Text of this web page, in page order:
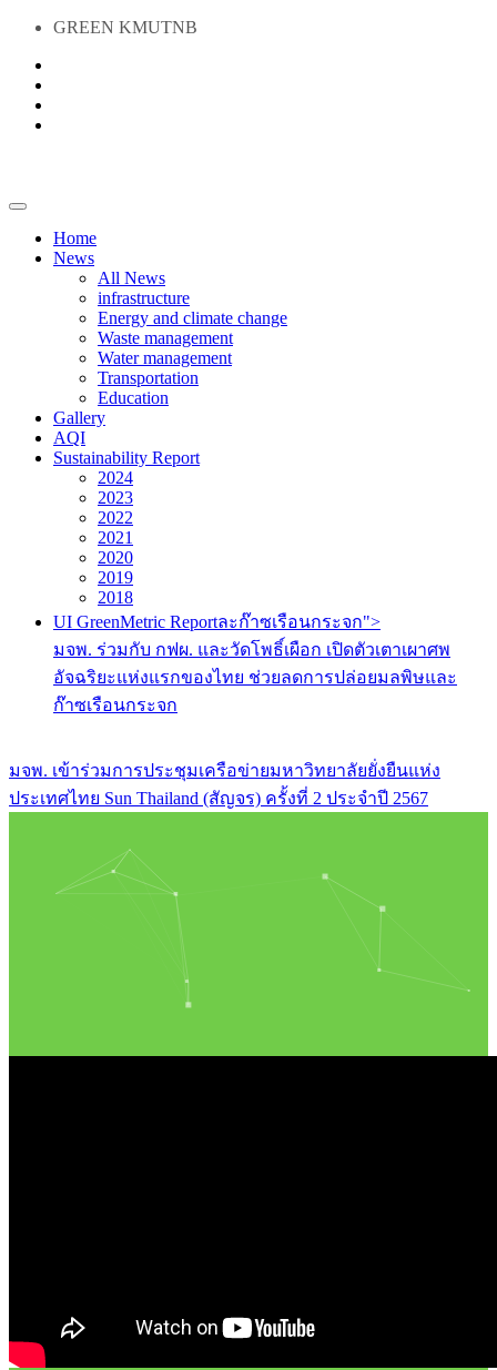
GREEN KMUTNB
Home
News
All News
infrastructure
Energy and climate change
Waste management
Water management
Transportation
Education
Gallery
AQI
Sustainability Report
2024
2023
2022
2021
2020
2019
2018
UI GreenMetric Reportละก๊าซเรือนกระจก">
มจพ. ร่วมกับ กฟผ. และวัดโพธิ์เผือก เปิดตัวเตาเผาศพ
อัจฉริยะแห่งแรกของไทย ช่วยลดการปล่อยมลพิษและ
ก๊าซเรือนกระจก
มจพ. เข้าร่วมการประชุมเครือข่ายมหาวิทยาลัยยั่งยืนแห่ง
ประเทศไทย Sun Thailand (สัญจร) ครั้งที่ 2 ประจำปี 2567